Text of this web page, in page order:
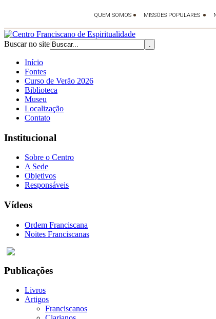
Buscar no site
Início
Fontes
Curso de Verão 2026
Biblioteca
Museu
Localização
Contato
Institucional
Sobre o Centro
A Sede
Objetivos
Responsáveis
Vídeos
Ordem Franciscana
Noites Franciscanas
Publicações
Livros
Artigos
Franciscanos